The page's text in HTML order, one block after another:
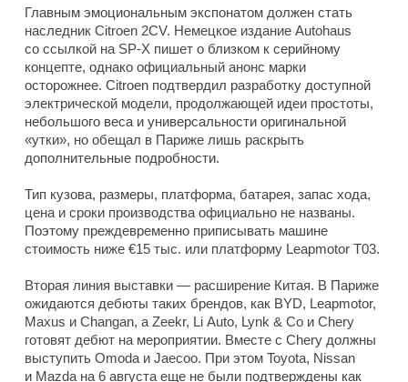
Главным эмоциональным экспонатом должен стать
наследник Citroen 2CV. Немецкое издание Autohaus
со ссылкой на SP-X пишет о близком к серийному
концепте, однако официальный анонс марки
осторожнее. Citroen подтвердил разработку доступной
электрической модели, продолжающей идеи простоты,
небольшого веса и универсальности оригинальной
«утки», но обещал в Париже лишь раскрыть
дополнительные подробности.
Тип кузова, размеры, платформа, батарея, запас хода,
цена и сроки производства официально не названы.
Поэтому преждевременно приписывать машине
стоимость ниже €15 тыс. или платформу Leapmotor T03.
Вторая линия выставки — расширение Китая. В Париже
ожидаются дебюты таких брендов, как BYD, Leapmotor,
Maxus и Changan, а Zeekr, Li Auto, Lynk & Co и Chery
готовят дебют на мероприятии. Вместе с Chery должны
выступить Omoda и Jaecoo. При этом Toyota, Nissan
и Mazda на 6 августа еще не были подтверждены как